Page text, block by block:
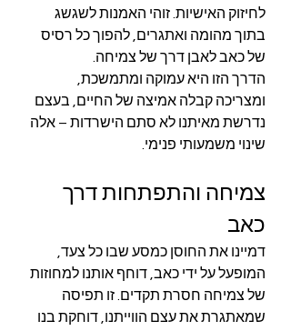
לחיזוק האישיות. זוהי האמנות לשגשג
בתוך מהומה ואתגרים, להפוך כל רסיס
של כאב לאבן דרך של צמיחה.
הדרך הזו היא עמוקה ומתמשכת,
ומצריכה קבלה אמיצה של החיים, בעצם
נדרשת מאיתנו לא סתם הישרדות – אלה
שינוי משמעותי פנימי.
צמיחה והתפתחות דרך
כאב
דמיינו את החוסן כמסע שבו כל צעד,
המופעל על ידי כאב, דוחף אותנו למחוזות
של צמיחה חסרת תקדים. זו תפיסה
שמאתגרת את עצם הווייתנו, דוחקת בנו